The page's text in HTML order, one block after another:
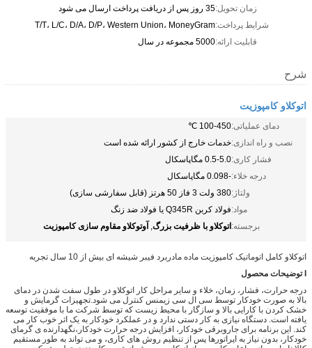
زمان تحویل:35 روز پس از دریافت پرداخت ارسال می شود
شرایط پرداخت:T/T، L/C، D/A، D/P، Western Union، MoneyGram
قابلیت ارائه:5000 مجموعه در سال
شرح
اتوکلاو کامپوزیت
دمای عملیاتی:100-450 ℃
نصب و راه اندازی:خدمات خارج از کشور ارائه شده است
فشار کاری:0.5-5.0 مگاپاسکال
درجه خلاء:-0.098 مگاپاسکال
ولتاژ:380 ولت 3 فاز 50 هرتز (قابل سفارشی سازی)
مواد:فولاد کربن Q345R یا فولاد ضد زنگ
برجسته:اتوکلاو با ظرفیت بزرگ, آوتوکلاو مقاوم سازی کامپوزیت
اتوکلاو کامل اتوماتیک کامپوزیت ماده مادربرد فیبر شیشه ای بیش از 10 سال تجربه
I توضیحات محصول
درجه حرارت، فشار، زمان، خلاء و سایر مراحل کار اتوکلاو در طول سفت شدن در دمای
بالا به صورت خودکار توسط سی ال سی زیمنس کنترل می شود.تجهیزات گرمایش و
خشک کردن با کارایی بالا و سازگار با محیط زیست که توسط شرکت ما با موفقیت توسعه
یافته است. دستگاه نیازی به کار دستی ندارد و در عملکرد خودکار به یک اثر خوب کار می
کند. این برنامه برای جاروبرقی خودکار، افزایش درجه حرارت خودکار،نگهدارنده ی گرمای
خودکار، بدون نیاز به اپراتورها پس از تنظیم روش های کاری، و می تواند به طور مستقیم